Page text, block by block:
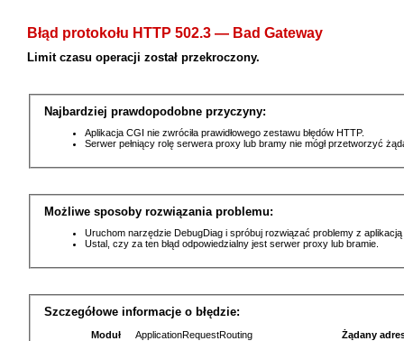
Błąd protokołu HTTP 502.3 — Bad Gateway
Limit czasu operacji został przekroczony.
Najbardziej prawdopodobne przyczyny:
Aplikacja CGI nie zwróciła prawidłowego zestawu błędów HTTP.
Serwer pełniący rolę serwera proxy lub bramy nie mógł przetworzyć
Możliwe sposoby rozwiązania problemu:
Uruchom narzędzie DebugDiag i spróbuj rozwiązać problemy z
Ustal, czy za ten błąd odpowiedzialny jest serwer proxy lub bramie.
Szczegółowe informacje o błędzie:
Moduł
ApplicationRequestRouting
Żądany